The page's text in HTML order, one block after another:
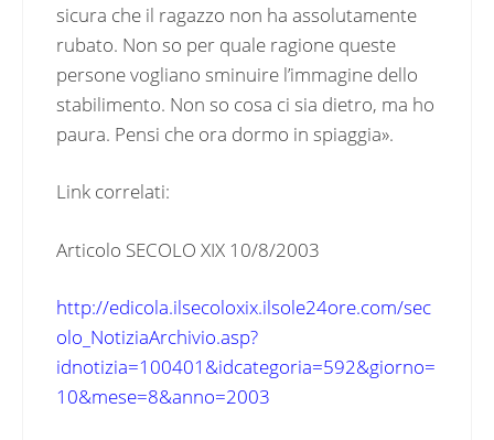
sicura che il ragazzo non ha assolutamente
rubato. Non so per quale ragione queste
persone vogliano sminuire l’immagine dello
stabilimento. Non so cosa ci sia dietro, ma ho
paura. Pensi che ora dormo in spiaggia».
Link correlati:
Articolo SECOLO XIX 10/8/2003
http://edicola.ilsecoloxix.ilsole24ore.com/sec
olo_NotiziaArchivio.asp?
idnotizia=100401&idcategoria=592&giorno=
10&mese=8&anno=2003